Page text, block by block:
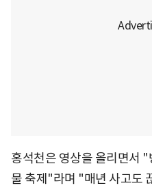
홍석천은 영상을 올리면서 "
물 축제"라며 "매년 사고도